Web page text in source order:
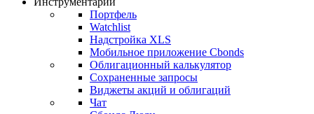
Портфель
Watchlist
Надстройка XLS
Мобильное приложение Cbonds
Облигационный калькулятор
Сохраненные запросы
Виджеты акций и облигаций
Чат